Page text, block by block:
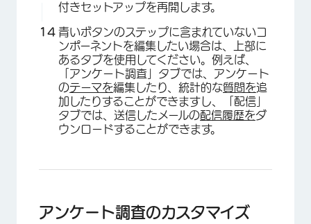
付きセットアップを再開します。
青いボタンのステップに含まれていないコ
ンポーネントを編集したい場合は、上部に
あるタブを使用してください。例えば、
「アンケート調査」タブでは、アンケート
のテーマを編集したり、統計的な質問を追
加したりすることができますし、「配信」
タブでは、送信したメールの配信履歴をダ
ウンロードすることができます。
アンケート調査のカスタマイズ